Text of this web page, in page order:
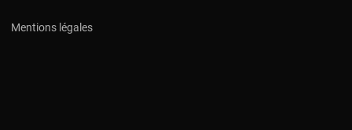
Mentions légales